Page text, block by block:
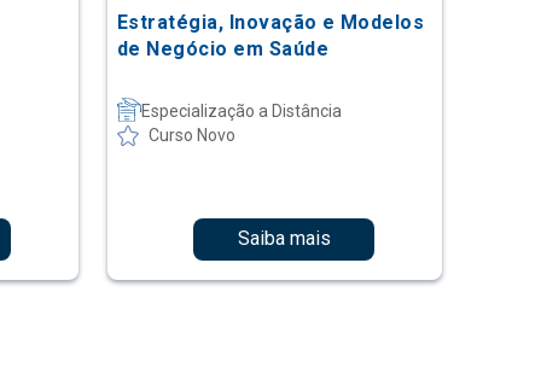
Estratégia, Inovação e Modelos
de Negócio em Saúde
Especialização a Distância
Curso Novo
Saiba mais